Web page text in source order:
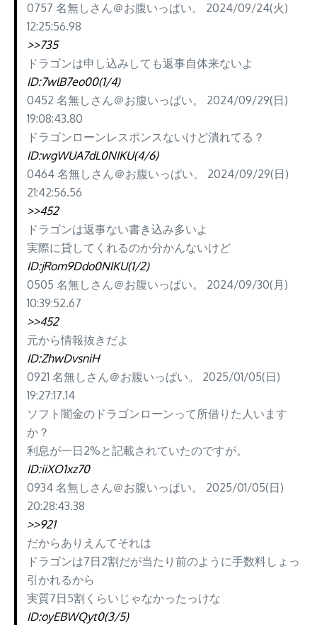
0757 名無しさん＠お腹いっぱい。 2024/09/24(火)
12:25:56.98
>>735
ドラゴンは申し込みしても返事自体来ないよ
ID:7wlB7eo00(1/4)
0452 名無しさん＠お腹いっぱい。 2024/09/29(日)
19:08:43.80
ドラゴンローンレスポンスないけど潰れてる？
ID:wgWUA7dL0NIKU(4/6)
0464 名無しさん＠お腹いっぱい。 2024/09/29(日)
21:42:56.56
>>452
ドラゴンは返事ない書き込み多いよ
実際に貸してくれるのか分かんないけど
ID:jRom9Ddo0NIKU(1/2)
0505 名無しさん＠お腹いっぱい。 2024/09/30(月)
10:39:52.67
>>452
元から情報抜きだよ
ID:ZhwDvsniH
0921 名無しさん＠お腹いっぱい。 2025/01/05(日)
19:27:17.14
ソフト闇金のドラゴンローンって所借りた人います
か？
利息が一日2%と記載されていたのですが。
ID:iiXO1xz70
0934 名無しさん＠お腹いっぱい。 2025/01/05(日)
20:28:43.38
>>921
だからありえんてそれは
ドラゴンは7日2割だが当たり前のように手数料しょっ
引かれるから
実質7日5割くらいじゃなかったっけな
ID:oyEBWQyt0(3/5)